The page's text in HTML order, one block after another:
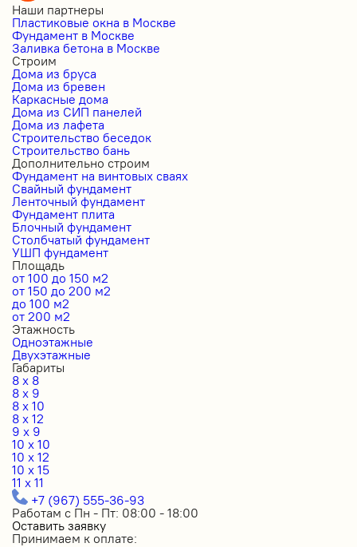
Наши партнеры
Пластиковые окна в Москве
Фундамент в Москве
Заливка бетона в Москве
Строим
Дома из бруса
Дома из бревен
Каркасные дома
Дома из СИП панелей
Дома из лафета
Строительство беседок
Строительство бань
Дополнительно строим
Фундамент на винтовых сваях
Свайный фундамент
Ленточный фундамент
Фундамент плита
Блочный фундамент
Столбчатый фундамент
УШП фундамент
Площадь
от 100 до 150 м2
от 150 до 200 м2
до 100 м2
от 200 м2
Этажность
Одноэтажные
Двухэтажные
Габариты
8 x 8
8 x 9
8 x 10
8 x 12
9 x 9
10 x 10
10 x 12
10 x 15
11 x 11
+7 (967) 555-36-93
Работам с Пн - Пт: 08:00 - 18:00
Оставить заявку
Принимаем к оплате: